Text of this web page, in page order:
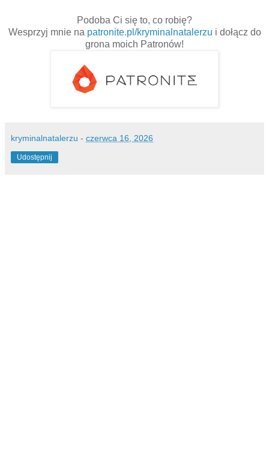
Podoba Ci się to, co robię?
Wesprzyj mnie na patronite.pl/kryminalnatalerzu i dołącz do
grona moich Patronów!
kryminalnatalerzu - czerwca 16, 2026
Udostępnij